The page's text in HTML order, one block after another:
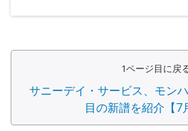
1ページ目に戻
サニーデイ・サービス、モン
目の新譜を紹介【7